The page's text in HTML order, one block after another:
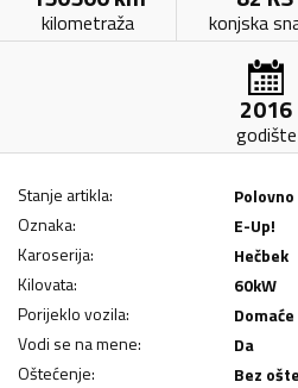
kilometraža konjska
2016
godište
Stanje artikla:
Polovno
Oznaka:
E-Up!
Karoserija:
Hečbek
Kilovata: 60kW
Porijeklo vozila:
Vodi se na mene:
Da
Oštećenje:
Bez